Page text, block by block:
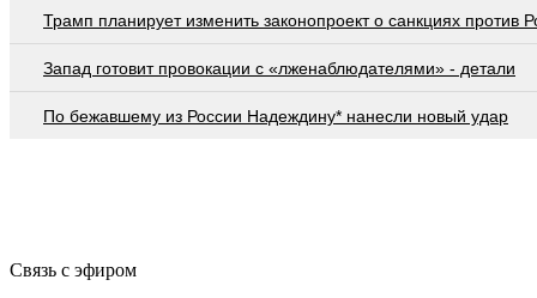
Трамп планирует изменить законопроект о санкциях против
Запад готовит провокации с «лженаблюдателями» - детали
По бежавшему из России Надеждину* нанесли новый удар
Связь с эфиром